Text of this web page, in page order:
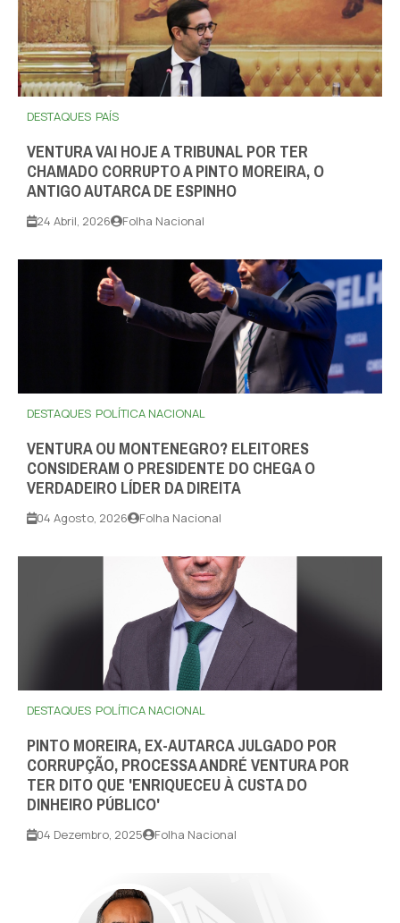
DESTAQUES PAÍS
VENTURA VAI HOJE A TRIBUNAL POR TER
CHAMADO CORRUPTO A PINTO MOREIRA, O
ANTIGO AUTARCA DE ESPINHO
24 Abril, 2026 Folha Nacional
DESTAQUES POLÍTICA NACIONAL
VENTURA OU MONTENEGRO? ELEITORES
CONSIDERAM O PRESIDENTE DO CHEGA O
VERDADEIRO LÍDER DA DIREITA
04 Agosto, 2026 Folha Nacional
DESTAQUES POLÍTICA NACIONAL
PINTO MOREIRA, EX-AUTARCA JULGADO POR
CORRUPÇÃO, PROCESSA ANDRÉ VENTURA POR
TER DITO QUE 'ENRIQUECEU À CUSTA DO
DINHEIRO PÚBLICO'
04 Dezembro, 2025 Folha Nacional